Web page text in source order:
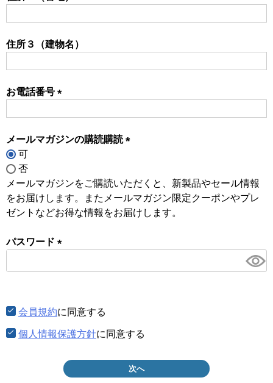
住所３（建物名）
お電話番号
メールマガジンの購読購読
可
否
メールマガジンをご購読いただくと、新製品やセール情報
をお届けします。またメールマガジン限定クーポンやプレ
ゼントなどお得な情報をお届けします。
パスワード
須)
会員規約に同意する
個人情報保護方針に同意する
次へ